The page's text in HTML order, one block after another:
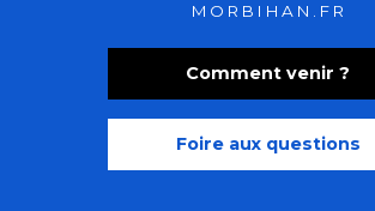
Comment venir ?
Foire aux questions
MORBIHAN.FR